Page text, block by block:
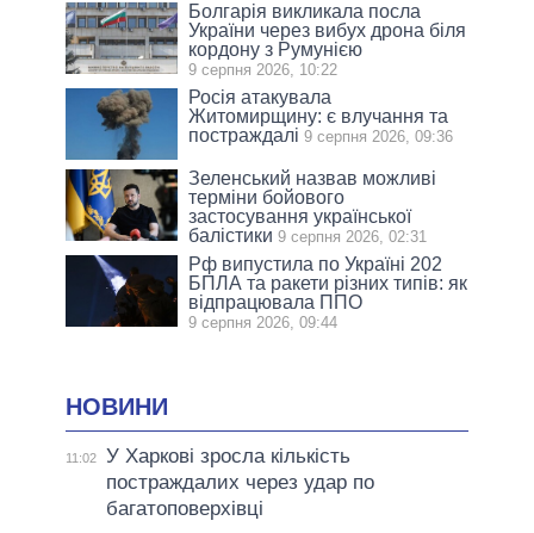
Болгарія викликала посла
України через вибух дрона біля
кордону з Румунією
9 серпня 2026, 10:22
Росія атакувала
Житомирщину: є влучання та
постраждалі 9 серпня 2026, 09:36
Зеленський назвав можливі
терміни бойового
застосування української
балістики 9 серпня 2026, 02:31
Рф випустила по Україні 202
БПЛА та ракети різних типів: як
відпрацювала ППО
9 серпня 2026, 09:44
НОВИНИ
11:02
У Харкові зросла кількість
постраждалих через удар по
багатоповерхівці